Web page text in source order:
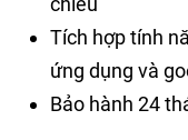
Tích hợp tính
ứng dụng và
Bảo hành 24